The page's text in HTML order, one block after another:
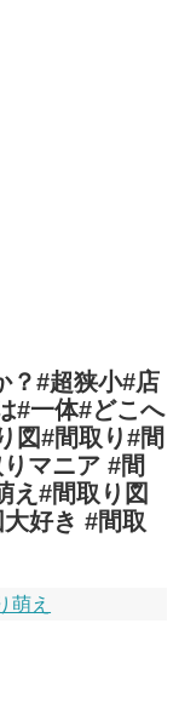
？#超狭小#店
#一体#どこへ
図#間取り#間
マニア #間
え#間取り図
好き #間取
萌え